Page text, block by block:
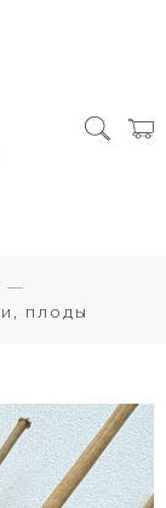
плоды